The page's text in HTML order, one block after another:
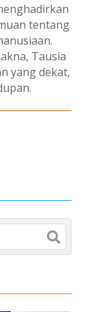
tentang
Tausia
yang dekat,